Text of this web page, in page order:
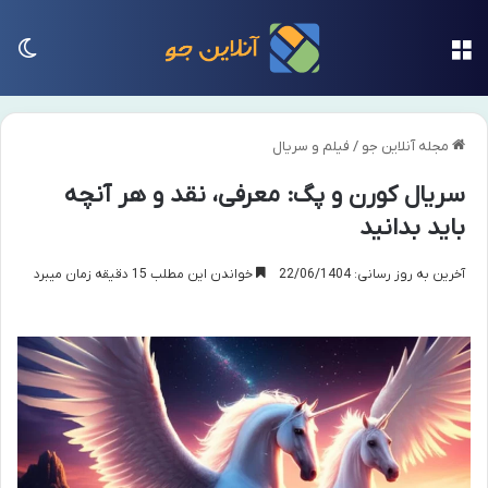
مجله آنلاین جو / فیلم و سریال
سریال کورن و پگ: معرفی، نقد و هر آنچه
باید بدانید
آخرین به روز رسانی: 22/06/1404 خواندن این مطلب 15 دقیقه زمان میبرد